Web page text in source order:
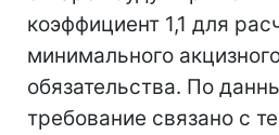
коэффициент 1,1 для
минимального
обязательства. По
требование связано с